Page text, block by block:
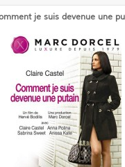
je suis devenue une